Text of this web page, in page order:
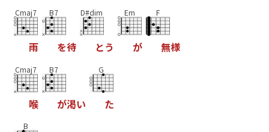
Cmaj7
雨
B7
を待
D#dim
とう
Em
が
F
無様
Cmaj7
喉
B7
が渇い
G
た
B